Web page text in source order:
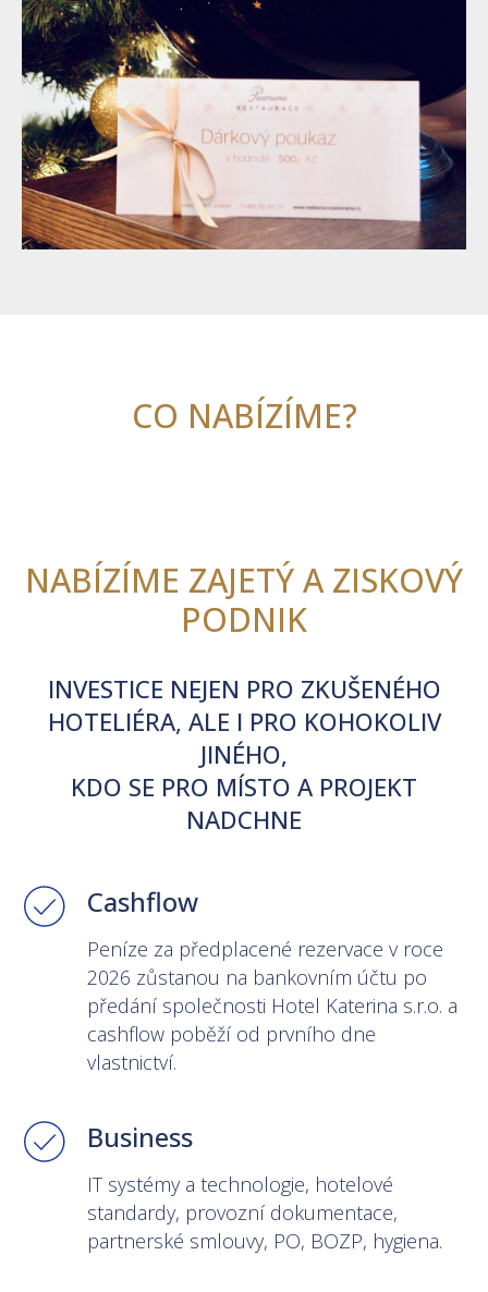
CO NABÍZÍME?
NABÍZÍME ZAJETÝ A ZISKOVÝ
PODNIK
INVESTICE NEJEN PRO ZKUŠENÉHO
HOTELIÉRA, ALE I PRO KOHOKOLIV
JINÉHO,
KDO SE PRO MÍSTO A PROJEKT
NADCHNE
Cashflow
Peníze za předplacené rezervace v roce
2026 zůstanou na bankovním účtu po
předání společnosti Hotel Katerina s.r.o. a
cashflow poběží od prvního dne
vlastnictví.
Business
IT systémy a technologie, hotelové
standardy, provozní dokumentace,
partnerské smlouvy, PO, BOZP, hygiena.